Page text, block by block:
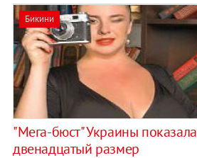
Бикини
"Мега-бюст" Украины
двенадцатый размер